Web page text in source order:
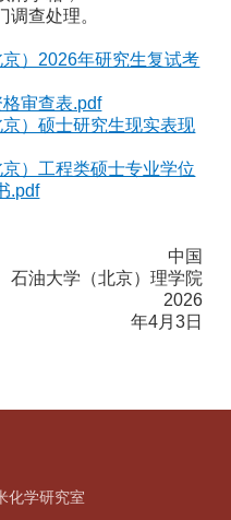
调查处理。
）2026年研究生复试考
审查表.pdf
）硕士研究生现实表现
）工程类硕士专业学位
.pdf
中国
石油大学（北京）理学院
2026
年4月 3日
化学研究室